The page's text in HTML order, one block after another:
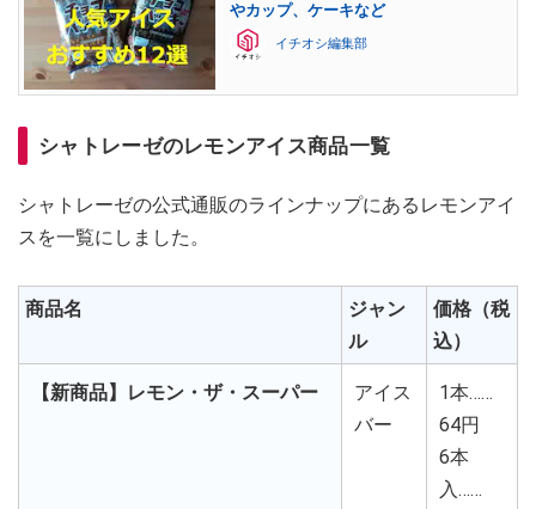
やカップ、ケーキなど
イチオシ編集部
シャトレーゼのレモンアイス商品一覧
シャトレーゼの公式通販のラインナップにあるレモンアイ
スを一覧にしました。
商品名
ジャン
ル
価格（税
込）
【新商品】レモン・ザ・スーパー
アイス
バー
1本……
64円
6本
入……